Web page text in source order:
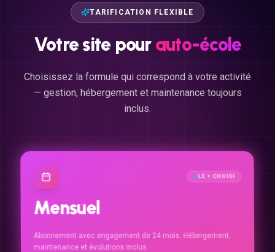
TARIFICATION FLEXIBLE
Votresite pour auto-école
Choisissez la formule qui correspond à votre activité
— gestion, hébergement et maintenance toujours
inclus.
LE + CHOISI
Mensuel
Abonnement avec engagement de 24 mois. Hébergement,
maintenance et évolutions inclus.